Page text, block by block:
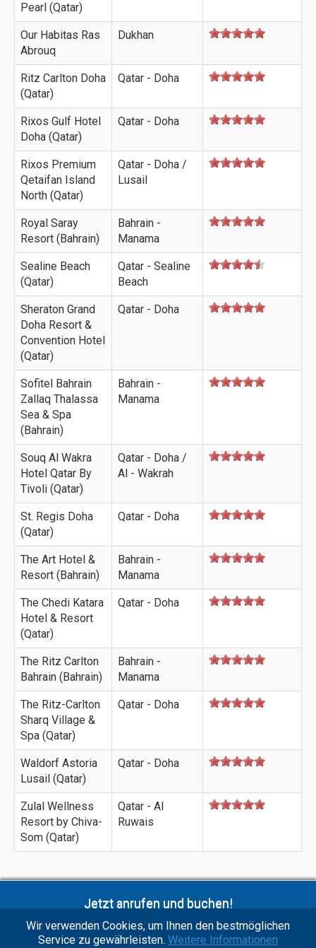
Pearl (Qatar)
Our Habitas Ras
Abrouq
Dukhan
Ritz Carlton Doha
(Qatar)
Qatar - Doha
Rixos Gulf Hotel
Doha (Qatar)
Qatar - Doha
Rixos Premium
Qetaifan Island
North (Qatar)
Qatar - Doha /
Lusail
Royal Saray
Resort (Bahrain)
Bahrain -
Manama
Sealine Beach
(Qatar)
Qatar - Sealine
Beach
Sheraton Grand
Doha Resort &
Convention Hotel
(Qatar)
Qatar - Doha
Sofitel Bahrain
Zallaq Thalassa
Sea & Spa
(Bahrain)
Bahrain -
Manama
Souq Al Wakra
Hotel Qatar By
Tivoli (Qatar)
Qatar - Doha /
Al - Wakrah
St. Regis Doha
(Qatar)
Qatar - Doha
The Art Hotel &
Resort (Bahrain)
Bahrain -
Manama
The Chedi Katara
Hotel & Resort
(Qatar)
Qatar - Doha
The Ritz Carlton
Bahrain (Bahrain)
Bahrain -
Manama
The Ritz-Carlton
Sharq Village &
Spa (Qatar)
Qatar - Doha
Waldorf Astoria
Lusail (Qatar)
Qatar - Doha
Zulal Wellness
Resort by Chiva-
Som (Qatar)
Qatar - Al
Ruwais
Jetzt anrufen und buchen!
+41 41 418 80 30
Montag bis Freitag von 9–12h /13:15-18:00h
Wir verwenden Cookies, um Ihnen den bestmöglichen
Service zu gewährleisten. Weitere Informationen